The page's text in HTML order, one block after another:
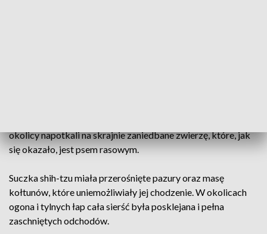
okolicy napotkali na skrajnie zaniedbane zwierzę, które, jak
się okazało, jest psem rasowym.
Suczka shih-tzu miała przerośnięte pazury oraz masę
kołtunów, które uniemożliwiały jej chodzenie. W okolicach
ogona i tylnych łap cała sierść była posklejana i pełna
zaschniętych odchodów.